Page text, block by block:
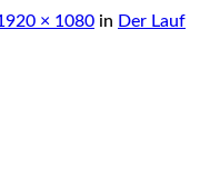
× 1080 in Der Lauf